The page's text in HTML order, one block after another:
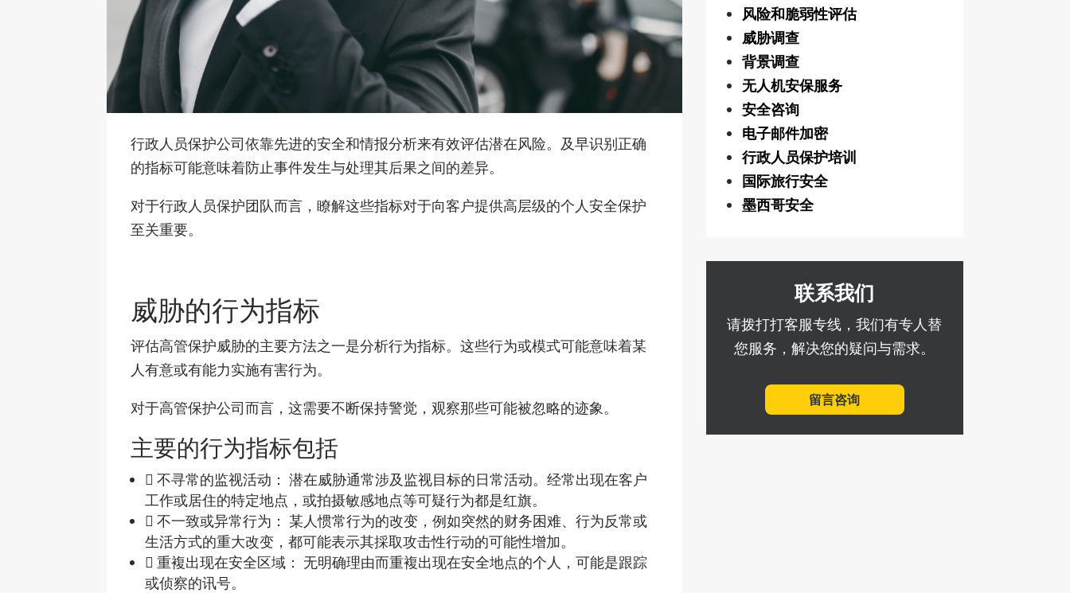
行政人员保护公司依靠先进的安全和情报分析来有效评估潜在风险。及早识别正确
的指标可能意味着防止事件发生与处理其后果之间的差异。
对于行政人员保护团队而言，瞭解这些指标对于向客户提供高层级的个人安全保护
至关重要。
威胁的行为指标
评估高管保护威胁的主要方法之一是分析行为指标。这些行为或模式可能意味着某
人有意或有能力实施有害行为。
对于高管保护公司而言，这需要不断保持警觉，观察那些可能被忽略的迹象。
主要的行为指标包括
 不寻常的监视活动： 潜在威胁通常涉及监视目标的日常活动。经常出现在客户
工作或居住的特定地点，或拍摄敏感地点等可疑行为都是红旗。
 不一致或异常行为： 某人惯常行为的改变，例如突然的财务困难、行为反常或
生活方式的重大改变，都可能表示其採取攻击性行动的可能性增加。
 重複出现在安全区域： 无明确理由而重複出现在安全地点的个人，可能是跟踪
或侦察的讯号。
风险和脆弱性评估
威胁调查
背景调查
无人机安保服务
安全咨询
电子邮件加密
行政人员保护培训
国际旅行安全
墨西哥安全
联系我们
请拨打打客服专线，我们有专人替
您服务，解决您的疑问与需求。
留言咨询